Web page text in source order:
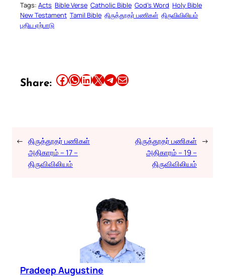
Tags: Acts Bible Verse Catholic Bible God’s Word Holy Bible
New Testament Tamil Bible திருத்தூதர் பணிகள் திருவிவிலியம்
புதிய ஏற்பாடு
Share: Share this article on Facebook Share this article on WhatsApp Share this article on LinkedIn Share this article on X Share this article on TelegramEmail this Article
← திருத்தூதர் பணிகள்
அதிகாரம் – 17 –
திருவிவிலியம்
திருத்தூதர் பணிகள்
அதிகாரம் – 19 –
திருவிவிலியம்
→
Pradeep Augustine